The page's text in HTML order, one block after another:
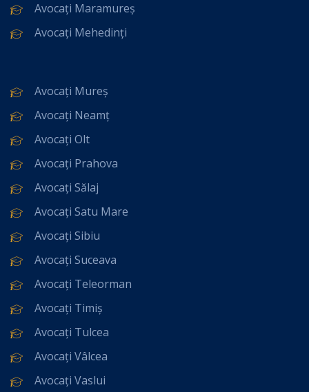
Avocați Maramureș
Avocați Mehedinți
Avocați Mureș
Avocați Neamț
Avocați Olt
Avocați Prahova
Avocați Sălaj
Avocați Satu Mare
Avocați Sibiu
Avocați Suceava
Avocați Teleorman
Avocați Timiș
Avocați Tulcea
Avocați Vâlcea
Avocați Vaslui